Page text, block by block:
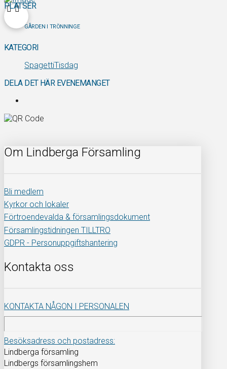
PLATSER
GÅRDEN I TRÖNNINGE
KATEGORI
SpagettiTisdag
DELA DET HÄR EVENEMANGET
Om Lindberga Församling
Bli medlem
Kyrkor och lokaler
Förtroendevalda & församlingsdokument
Församlingstidningen TILLTRO
GDPR - Personuppgiftshantering
Kontakta oss
KONTAKTA NÅGON I PERSONALEN
Besöksadress och postadress:
Lindberga församling
Lindbergs församlingshem